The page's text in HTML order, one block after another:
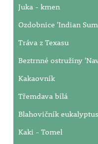
Juka - kmen
Ozdobnice 'Indian
Tráva z Texasu
Beztrnné ostružiny
Kakaovník
Třemdava bílá
Blahovičník eukalyptus
Kaki - Tomel